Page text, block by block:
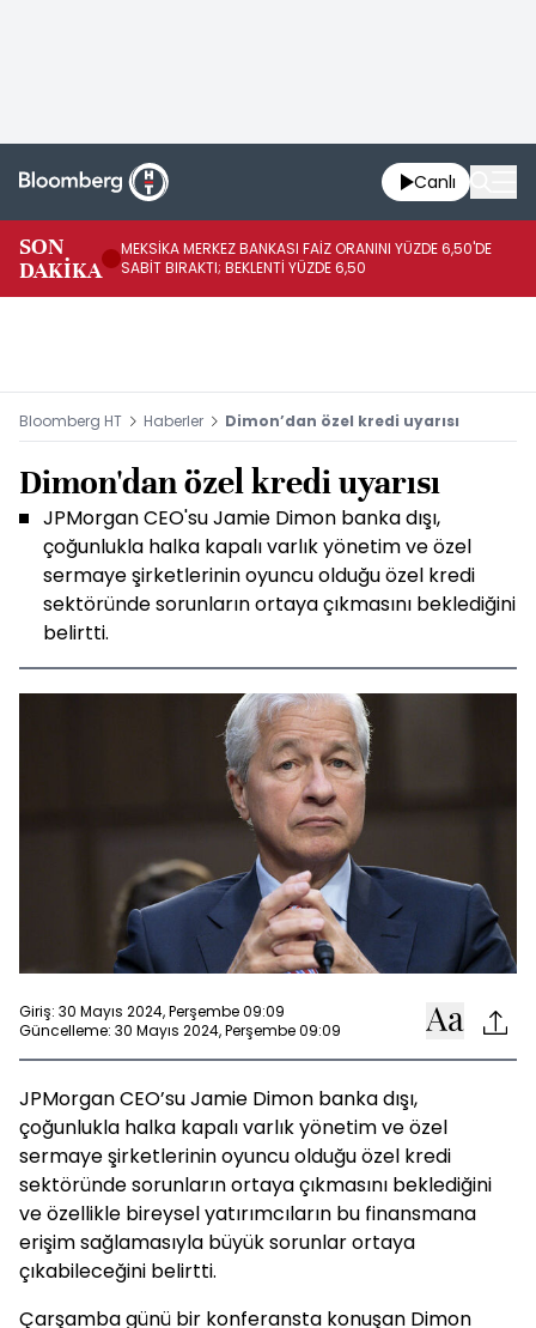
Canlı
SON
DAKİKA
MEKSİKA MERKEZ BANKASI FAİZ ORANINI YÜZDE 6,50'DE
SABİT BIRAKTI; BEKLENTİ YÜZDE 6,50
Bloomberg HT Haberler Dimon’dan özel kredi uyarısı
Dimon'dan özel kredi uyarısı
JPMorgan CEO'su Jamie Dimon banka dışı,
çoğunlukla halka kapalı varlık yönetim ve özel
sermaye şirketlerinin oyuncu olduğu özel kredi
sektöründe sorunların ortaya çıkmasını beklediğini
belirtti.
Giriş: 30 Mayıs 2024, Perşembe 09:09
Güncelleme: 30 Mayıs 2024, Perşembe 09:09
JPMorgan CEO’su Jamie Dimon banka dışı,
çoğunlukla halka kapalı varlık yönetim ve özel
sermaye şirketlerinin oyuncu olduğu özel kredi
sektöründe sorunların ortaya çıkmasını beklediğini
ve özellikle bireysel yatırımcıların bu finansmana
erişim sağlamasıyla büyük sorunlar ortaya
çıkabileceğini belirtti.
Çarşamba günü bir konferansta konuşan Dimon